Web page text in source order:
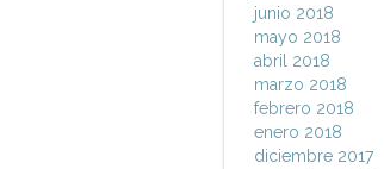
junio 2018
mayo 2018
abril 2018
marzo 2018
febrero 2018
enero 2018
diciembre 2017